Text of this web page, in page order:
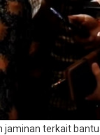
jaminan terkait